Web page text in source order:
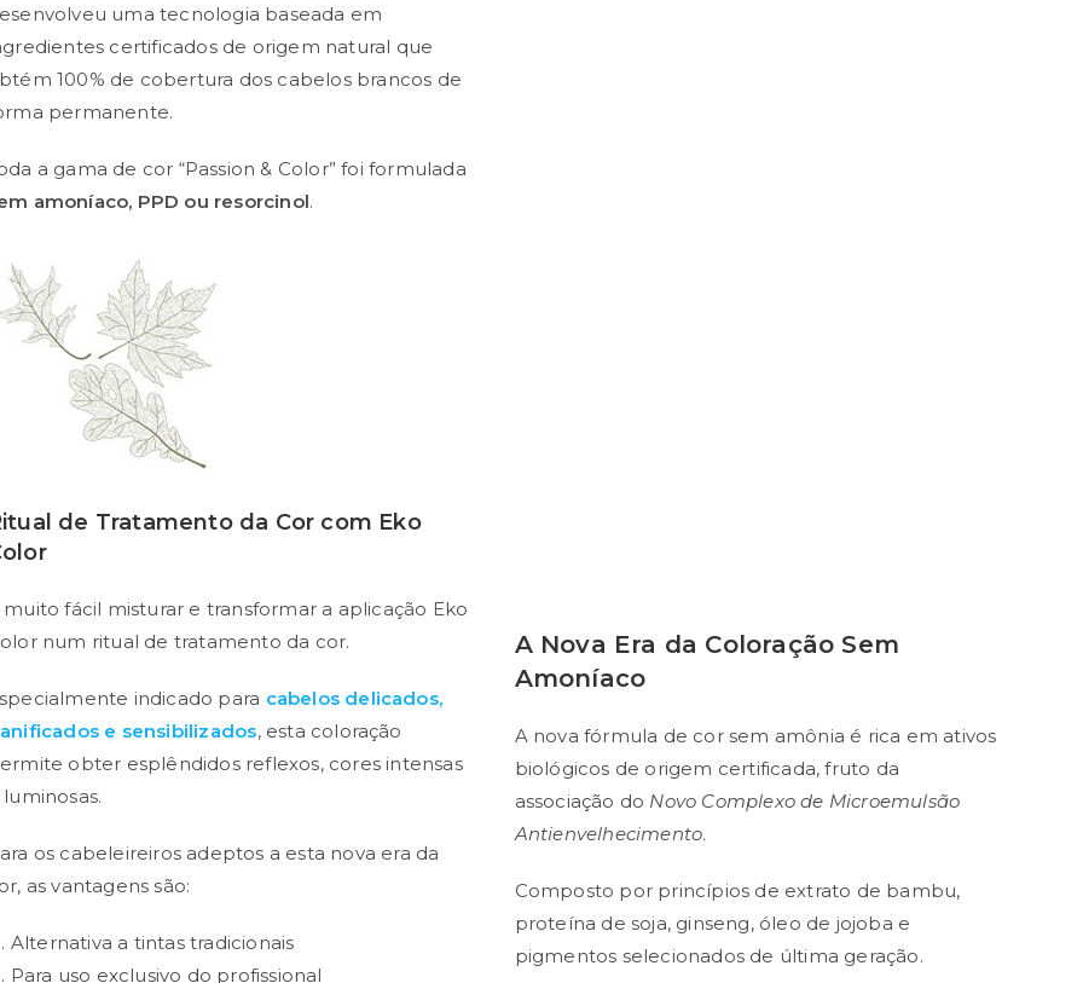
uma tecnologia baseada em
certificados de origem natural que
100% de cobertura dos cabelos brancos de
permanente.
a gama de cor “Passion & Color” foi formulada
amoníaco, PPD ou resorcinol.
de Tratamento da Cor com Eko
muito fácil misturar e transformar a aplicação Eko
num ritual de tratamento da cor.
indicado para cabelos delicados,
e sensibilizados, esta coloração
obter esplêndidos reflexos, cores intensas
luminosas.
os cabeleireiros adeptos a esta nova era da
as vantagens são:
Alternativa a tintas tradicionais
Para uso exclusivo do profissional
A Nova Era da Coloração Sem
Amoníaco
A nova fórmula de cor sem amônia é rica em ativos
biológicos de origem certificada, fruto da
associação do Novo Complexo de Microemulsão
Antienvelhecimento.
Composto por princípios de extrato de bambu,
proteína de soja, ginseng, óleo de jojoba e
pigmentos selecionados de última geração.